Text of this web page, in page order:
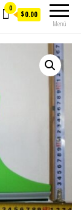
Menú
0
$0.00